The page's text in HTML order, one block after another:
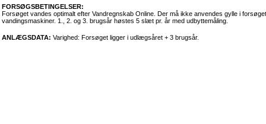
FORSØGSBETINGELSER:
Forsøget vandes optimalt efter Vandregnskab Online. Der må ikke anvendes gylle i
vandingsmaskiner. 1., 2. og 3. brugsår høstes 5 slæt pr. år med udbyttemåling.
ANLÆGSDATA: Varighed: Forsøget ligger i udlægsåret + 3 brugsår.